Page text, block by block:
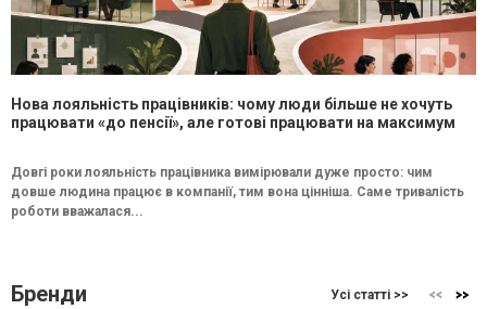
Нова лояльність працівників: чому люди більше не хочуть
працювати «до пенсії», але готові працювати на максимум
Довгі роки лояльність працівника вимірювали дуже просто: чим
довше людина працює в компанії, тим вона цінніша. Саме тривалість
роботи вважалася...
Бренди Усі статті >>